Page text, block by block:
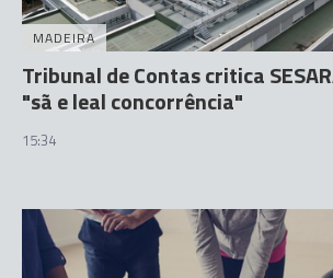
MADEIRA
Tribunal de Contas critica
"sã e leal concorrência"
15:34